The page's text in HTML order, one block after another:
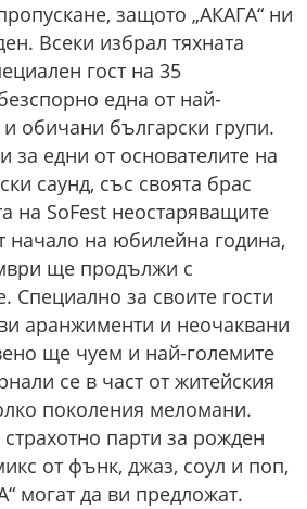
защото „АКАГА“ ни
Всеки избрал тяхната
гост на 35
една от най-
обичани български групи.
за едни от основателите на
саунд, със своята брас
на SoFest неостаряващите
начало на юбилейна година,
ще продължи с
Специално за своите гости
аранжименти и неочаквани
ще чуем и най-големите
се в част от житейския
поколения меломани.
парти за рожден
от фънк, джаз, соул и поп,
могат да ви предложат.